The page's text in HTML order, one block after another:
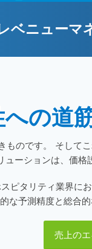
ベニュー
への道
ものです。 そし
ーションは、価格
ピタリティ業界に
な予測精度と総合
売上の